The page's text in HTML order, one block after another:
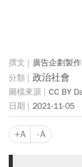
廣告企劃製作
政治社會
CC BY
2021-11-05
+A -A